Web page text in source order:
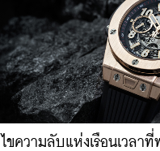
ไขความลับแห่งเรือนเวล